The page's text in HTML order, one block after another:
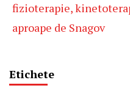
fizioterapie,
aproape de Snagov
Etichete